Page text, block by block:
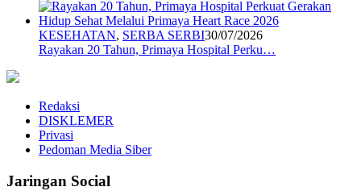
KESEHATAN, SERBA SERBI30/07/2026
Rayakan 20 Tahun, Primaya Hospital Perku…
Redaksi
DISKLEMER
Privasi
Pedoman Media Siber
Jaringan Social